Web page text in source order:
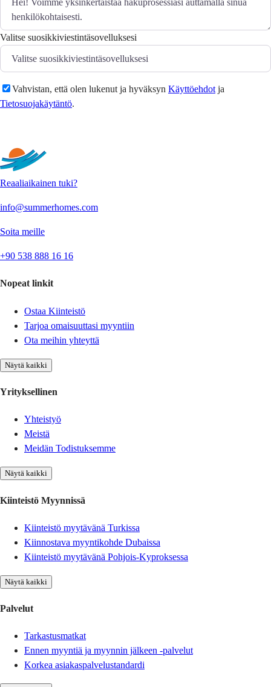
Valitse suosikkiviestintäsovelluksesi
Vahvistan, että olen lukenut ja hyväksyn Käyttöehdot ja
Tietosuojakäytäntö.
Reaaliaikainen tuki?
info@summerhomes.com
Soita meille
+90 538 888 16 16
Nopeat linkit
Ostaa Kiinteistö
Tarjoa omaisuuttasi myyntiin
Ota meihin yhteyttä
Näytä kaikki
Yrityksellinen
Yhteistyö
Meistä
Meidän Todistuksemme
Näytä kaikki
Kiinteistö Myynnissä
Kiinteistö myytävänä Turkissa
Kiinnostava myyntikohde Dubaissa
Kiinteistö myytävänä Pohjois-Kyproksessa
Näytä kaikki
Palvelut
Tarkastusmatkat
Ennen myyntiä ja myynnin jälkeen -palvelut
Korkea asiakaspalvelustandardi